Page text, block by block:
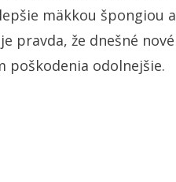
mäkkou špongiou a
pravda, že dnešné nové
poškodenia odolnejšie.